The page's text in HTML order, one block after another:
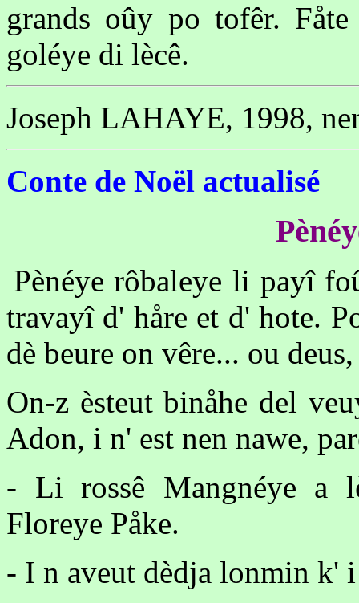
grands oûy po tofêr.
goléye di lècê.
Joseph LAHAYE, 1998,
Conte de Noël actualisé
Pènéye rôbaleye li payî
travayî d' håre et d' hote.
dè beure on vêre... ou deus,
On-z èsteut binåhe del
Adon, i n' est nen nawe,
- Li rossê Mangnéye a
Floreye Påke.
- I n aveut dèdja lonmin k'